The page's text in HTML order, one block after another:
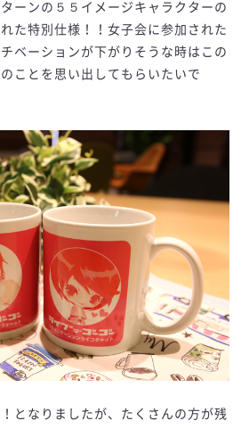
ーンの５５イメージキャラクターの
た特別仕様！！女子会に参加された
ベーションが下がりそうな時はこの
ことを思い出してもらいたいで
となりましたが、たくさんの方が残